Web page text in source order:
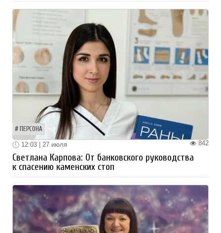
ПЕРСОНА
842
12:03 | 27 июля
Светлана Карпова: От банковского руководства
к спасению каменских стоп